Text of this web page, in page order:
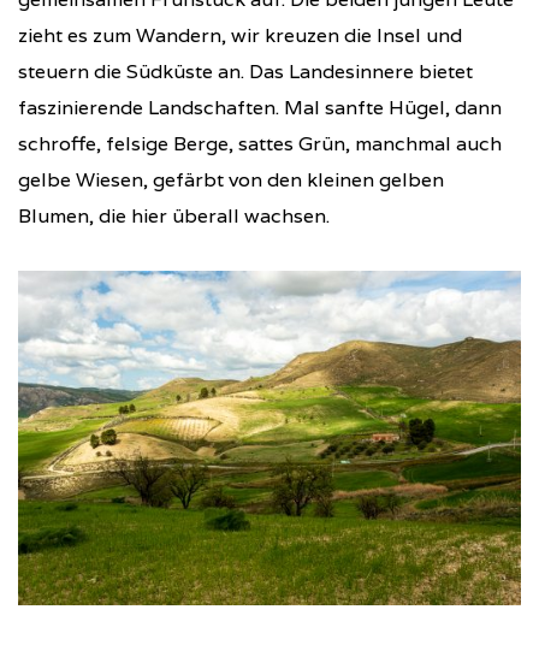
zieht es zum Wandern, wir kreuzen die Insel und
steuern die Südküste an. Das Landesinnere bietet
faszinierende Landschaften. Mal sanfte Hügel, dann
schroffe, felsige Berge, sattes Grün, manchmal auch
gelbe Wiesen, gefärbt von den kleinen gelben
Blumen, die hier überall wachsen.